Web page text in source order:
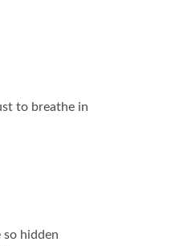
to breathe in
so hidden